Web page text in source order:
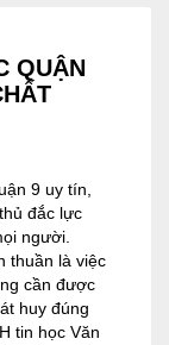
QUẬN
9 uy tín,
đắc lực
người.
thuần là việc
cần được
huy đúng
tin học Văn